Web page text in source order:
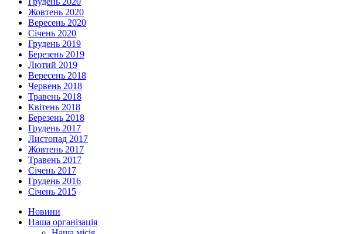
Жовтень 2020
Вересень 2020
Січень 2020
Грудень 2019
Березень 2019
Лютий 2019
Вересень 2018
Червень 2018
Травень 2018
Квітень 2018
Березень 2018
Грудень 2017
Листопад 2017
Жовтень 2017
Травень 2017
Січень 2017
Грудень 2016
Січень 2015
Новини
Наша організація